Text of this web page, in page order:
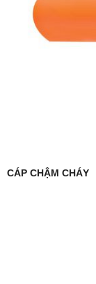
CÁP CHẬM CHÁY